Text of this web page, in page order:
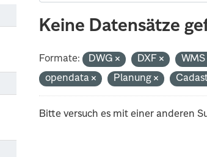
Keine Datensätze
Formate: DWG DXF
opendata
Planung
Bitte versuch es mit einer anderen